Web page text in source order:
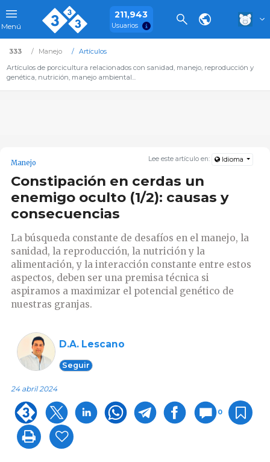
Menú
211,943
Usuarios
333 Manejo
Artículos
Artículos de porcicultura relacionados con sanidad, manejo, reproducción y
genética, nutrición, manejo ambiental...
Lee este artículo en: Idioma
Manejo
Constipación en cerdas un
enemigo oculto (1/2): causas y
consecuencias
La búsqueda constante de desafíos en el manejo, la
sanidad, la reproducción, la nutrición y la
alimentación, y la interacción constante entre estos
aspectos, deben ser una premisa técnica si
aspiramos a maximizar el potencial genético de
nuestras granjas.
D.A. Lescano
Seguir
24 abril 2024
0